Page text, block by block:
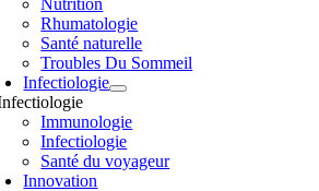
Nutrition
Rhumatologie
Santé naturelle
Troubles Du Sommeil
Infectiologie
Immunologie
Infectiologie
Santé du voyageur
Innovation